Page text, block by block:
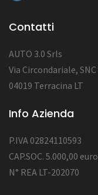
Contatti
AUTO 3.0 Srls
Via Circondariale, SNC
04019 Terracina LT
Info Azienda
P.IVA 02824110593
CAP.SOC. 5.000,00 euro
N° REA LT-202070